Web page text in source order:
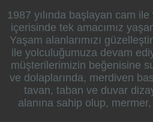
1987 yılında başlayan cam
içerisinde tek amacımız
Yaşam alanlarımızı
ile yolculuğumuza devam
müşterilerimizin beğenisine
ve dolaplarında, merdiven
tavan, taban ve duvar
alanına sahip olup,